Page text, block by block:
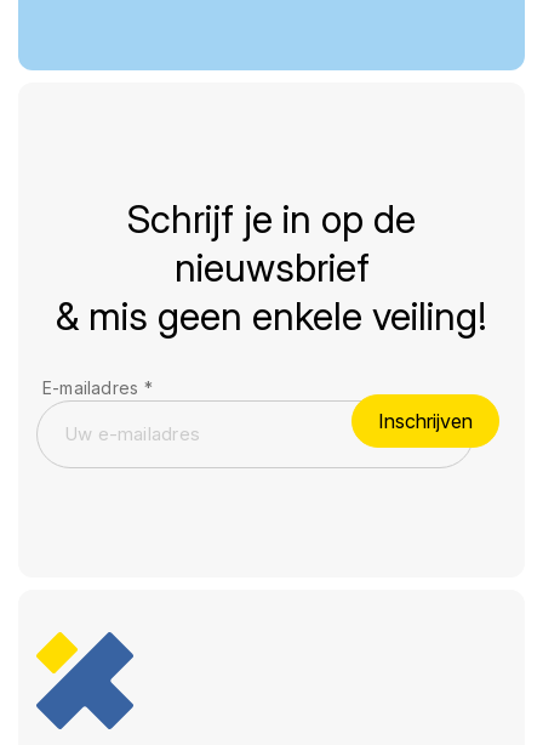
Schrijf je in op de
nieuwsbrief
& mis geen enkele veiling!
E-mailadres *
Inschrijven